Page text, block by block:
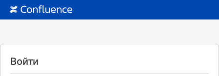
Войти